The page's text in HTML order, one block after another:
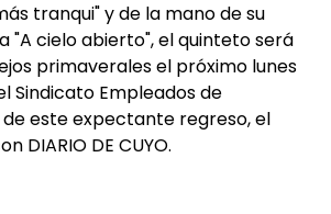
tranqui" y de la mano de su
"A cielo abierto", el quinteto será
primaverales el próximo lunes
Sindicato Empleados de
este expectante regreso, el
DIARIO DE CUYO.